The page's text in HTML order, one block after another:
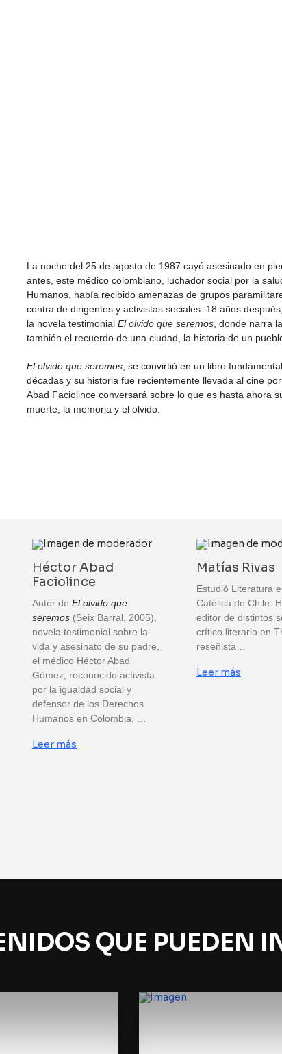
La noche del 25 de agosto de 1987 cayó asesinado en
antes, este médico colombiano, luchador social por la
Humanos, había recibido amenazas de grupos
contra de dirigentes y activistas sociales. 18 años
la novela testimonialEl olvido que seremos , donde narra
también el recuerdo de una ciudad, la historia de un
El olvido que seremos , se convirtió en un libro
décadas y su historia fue recientemente llevada al cine
Abad Faciolince conversará sobre lo que es hasta ahora
muerte, la memoria y el olvido.
Héctor Abad
Faciolince
Autor de El olvido que
seremos (Seix Barral, 2005),
novela testimonial sobre la
vida y asesinato de su padre,
el médico Héctor Abad
Gómez, reconocido activista
por la igualdad social y
defensor de los Derechos
Humanos en Colombia. …
Leer más
Matías Rivas
Estudió Literatura
Católica de Chile.
editor de distintos
crítico literario en
reseñista…
Leer más
QUE PUEDEN